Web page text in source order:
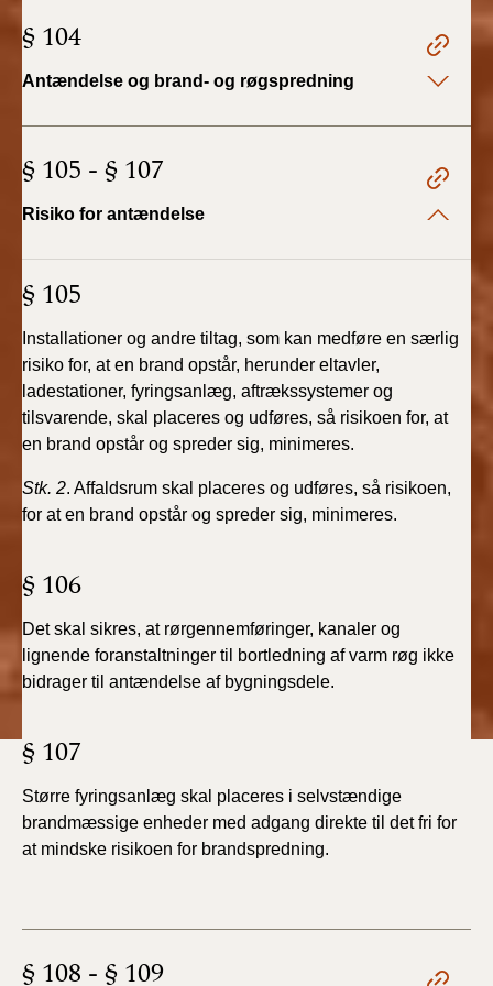
BR18 (1/1-4/7 2019)
BR18 (1/7-31/12
BR18 (1/1-30/6
2018)
BR15 (2015-2018)
Tidligere BR (1961-
2010)
§ 104
Antændelse og brand- og røgspredning
§ 105 - § 107
Risiko for antændelse
§ 105
Installationer og andre tiltag, som kan medføre en særlig
risiko for, at en brand opstår, herunder eltavler,
ladestationer, fyringsanlæg, aftrækssystemer og
tilsvarende, skal placeres og udføres, så risikoen for, at
en brand opstår og spreder sig, minimeres.
Stk. 2. Affaldsrum skal placeres og udføres, så risikoen,
for at en brand opstår og spreder sig, minimeres.
§ 106
Det skal sikres, at rørgennemføringer, kanaler og
lignende foranstaltninger til bortledning af varm røg ikke
bidrager til antændelse af bygningsdele.
§ 107
Større fyringsanlæg skal placeres i selvstændige
brandmæssige enheder med adgang direkte til det fri for
at mindske risikoen for brandspredning.
§ 108 - § 109